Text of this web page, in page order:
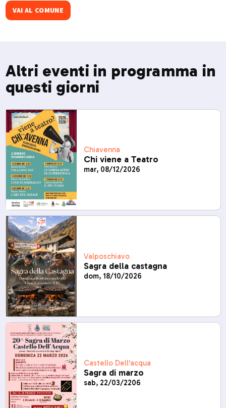
dicembre ospita La Sgambeda, gara internazionale di sci
VAI AL COMUNE
Altri eventi in programma in
questi giorni
Chiavenna
Chi viene a Teatro
mar, 08/12/2026
Valposchiavo
Sagra della castagna
dom, 18/10/2026
Castello Dell'acqua
Sagra di marzo
sab, 22/03/2206